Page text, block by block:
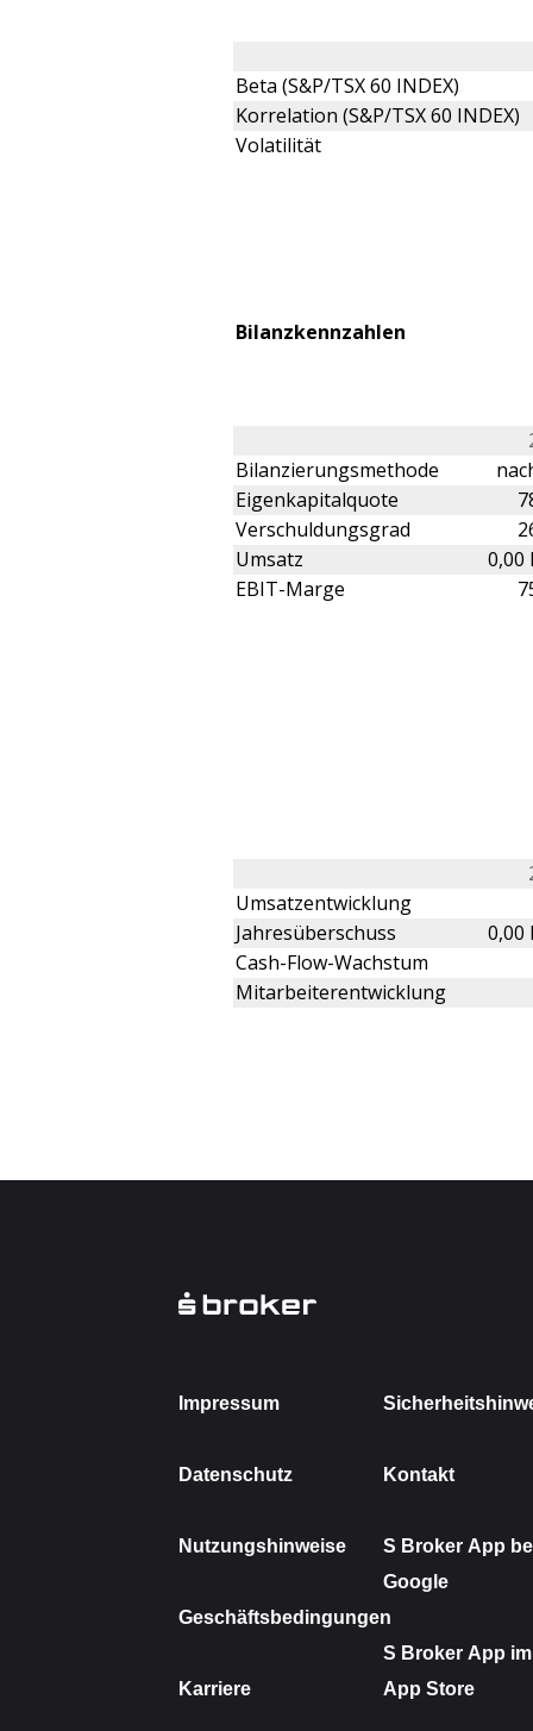
Beta (S&P/TSX 60 INDEX)
Korrelation (S&P/TSX 60 INDEX)
Volatilität
Bilanzkennzahlen
Bilanzierungsmethode
Eigenkapitalquote
Verschuldungsgrad
Umsatz
0,00
EBIT-Marge
Umsatzentwicklung
Jahresüberschuss
0,00
Cash-Flow-Wachstum
Mitarbeiterentwicklung